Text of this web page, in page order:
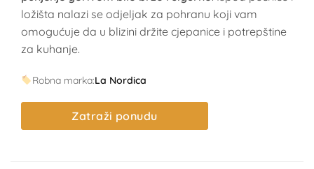
ložišta nalazi se odjeljak za pohranu koji vam
omogućuje da u blizini držite cjepanice i potrepštine
za kuhanje.
Robna marka:La Nordica
Zatraži ponudu